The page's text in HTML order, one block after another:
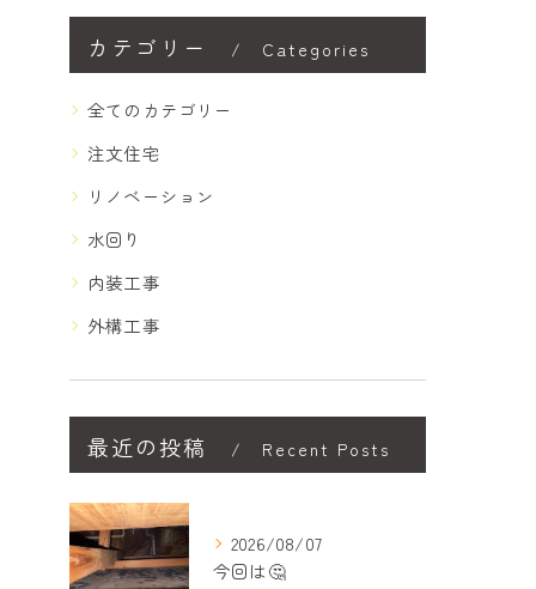
カテゴリー Categories
全てのカテゴリー
注文住宅
リノベーション
水回り
内装工事
外構工事
最近の投稿 Recent Posts
2026/08/07
今回は🤔